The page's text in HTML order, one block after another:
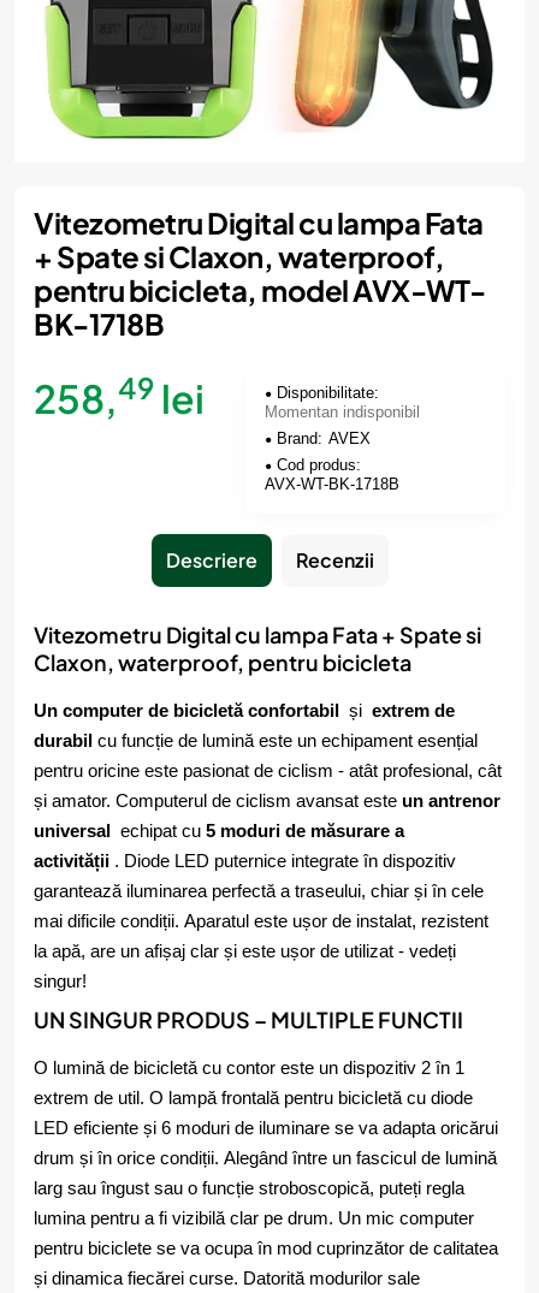
Momentan indisponibil
Vitezometru Digital cu lampa Fata
+ Spate si Claxon, waterproof,
pentru bicicleta, model AVX-WT-
BK-1718B
258,49 lei
Disponibilitate:
Momentan indisponibil
Brand: AVEX
Cod produs:
AVX-WT-BK-1718B
Descriere Recenzii
Vitezometru Digital cu lampa Fata + Spate si
Claxon, waterproof, pentru bicicleta
Un computer de bicicletă confortabil și extrem de
durabil cu funcție de lumină este un echipament esențial
pentru oricine este pasionat de ciclism - atât profesional, cât
și amator. Computerul de ciclism avansat este un antrenor
universal echipat cu 5 moduri de măsurare a
activității . Diode LED puternice integrate în dispozitiv
garantează iluminarea perfectă a traseului, chiar și în cele
mai dificile condiții. Aparatul este ușor de instalat, rezistent
la apă, are un afișaj clar și este ușor de utilizat - vedeți
singur!
UN SINGUR PRODUS – MULTIPLE FUNCTII
O lumină de bicicletă cu contor este un dispozitiv 2 în 1
extrem de util. O lampă frontală pentru bicicletă cu diode
LED eficiente și 6 moduri de iluminare se va adapta oricărui
drum și în orice condiții. Alegând între un fascicul de lumină
larg sau îngust sau o funcție stroboscopică, puteți regla
lumina pentru a fi vizibilă clar pe drum. Un mic computer
pentru biciclete se va ocupa în mod cuprinzător de calitatea
și dinamica fiecărei curse. Datorită modurilor sale